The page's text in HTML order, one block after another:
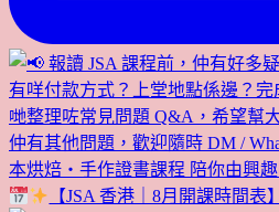
【JSA 香港｜8月開課時間表】